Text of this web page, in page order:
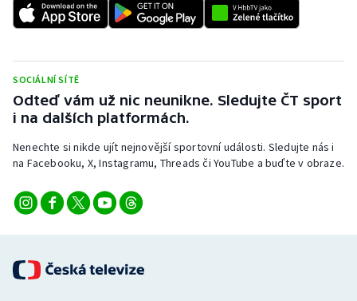
Short track
Sportovní střelba
Stolní tenis
Triatlon
Vodní slalom
SOCIÁLNÍ SÍTĚ
Odteď vám už nic neunikne. Sledujte ČT sport
i na dalších platformách.
Nenechte si nikde ujít nejnovější sportovní události. Sledujte nás i
na Facebooku, X, Instagramu, Threads či YouTube a buďte v obraze.